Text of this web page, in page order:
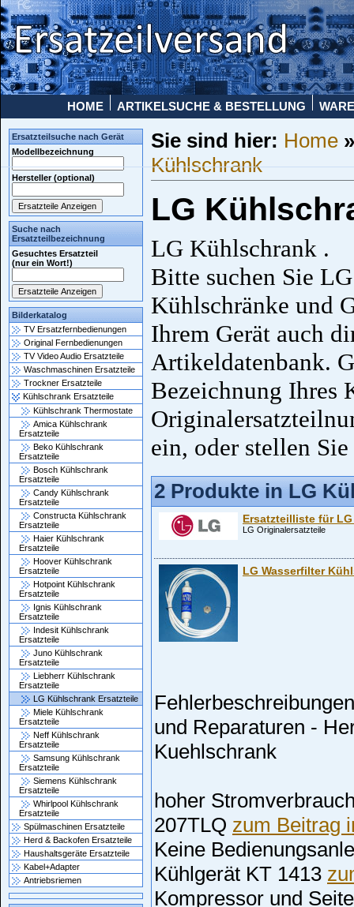
HOME ARTIKELSUCHE & BESTELLUNG
Ersatzteilsuche nach Gerät
Modellbezeichnung
Hersteller (optional)
Suche nach
Ersatzteilbezeichnung
Gesuchtes Ersatzteil
(nur ein Wort!)
Bilderkatalog
TV Ersatzfernbedienungen
Original Fernbedienungen
TV Video Audio Ersatzteile
Waschmaschinen Ersatzteile
Trockner Ersatzteile
Kühlschrank Ersatzteile
Kühlschrank Thermostate
Amica Kühlschrank
Ersatzteile
Beko Kühlschrank
Ersatzteile
Bosch Kühlschrank
Ersatzteile
Candy Kühlschrank
Ersatzteile
Constructa Kühlschrank
Ersatzteile
Haier Kühlschrank
Ersatzteile
Hoover Kühlschrank
Ersatzteile
Hotpoint Kühlschrank
Ersatzteile
Ignis Kühlschrank
Ersatzteile
Indesit Kühlschrank
Ersatzteile
Juno Kühlschrank
Ersatzteile
Liebherr Kühlschrank
Ersatzteile
LG Kühlschrank Ersatzteile
Miele Kühlschrank
Ersatzteile
Neff Kühlschrank
Ersatzteile
Samsung Kühlschrank
Ersatzteile
Siemens Kühlschrank
Ersatzteile
Whirlpool Kühlschrank
Ersatzteile
Spülmaschinen Ersatzteile
Herd & Backofen Ersatzteile
Haushaltsgeräte Ersatzteile
Kabel+Adapter
Antriebsriemen
Sie sind hier: Home
Kühlschrank
LG
LG Kühlschrank .
Bitte suchen Sie
Kühlschränke und
Ihrem Gerät auch
Artikeldatenbank.
Bezeichnung Ihres
ein, oder stellen
2 Produkte in LG
Ersatzteilliste für
LG Originalersatzteile
LG Wasserfilter
und Reparaturen -
Kuehlschrank
hoher
207TLQ zum Beitrag
Keine
Kühlgerät KT 1413
Kompressor und